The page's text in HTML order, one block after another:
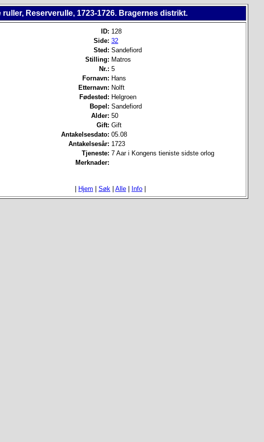
ruller, Reserverulle, 1723-1726. Bragernes distrikt.
ID: 128
Side: 32
Sted: Sandefiord
Stilling: Matros
Nr.: 5
Fornavn: Hans
Etternavn: Nolft
Fødested: Helgroen
Bopel: Sandefiord
Alder: 50
Gift: Gift
Antakelsesdato: 05.08
Antakelsesår: 1723
Tjeneste: 7 Aar i Kongens tieniste sidste orlog
Merknader:
Hjem Søk Alle Info